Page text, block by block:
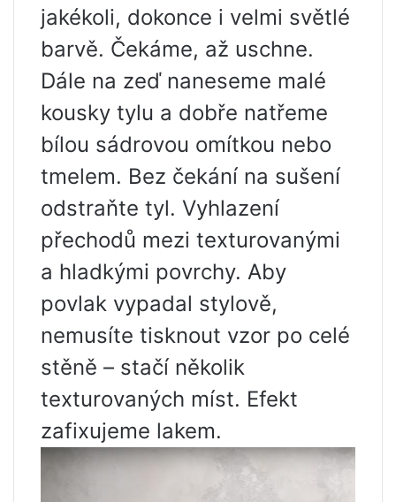
jakékoli, dokonce i velmi světlé
barvě. Čekáme, až uschne.
Dále na zeď naneseme malé
kousky tylu a dobře natřeme
bílou sádrovou omítkou nebo
tmelem. Bez čekání na sušení
odstraňte tyl. Vyhlazení
přechodů mezi texturovanými
a hladkými povrchy. Aby
povlak vypadal stylově,
nemusíte tisknout vzor po celé
stěně – stačí několik
texturovaných míst. Efekt
zafixujeme lakem.